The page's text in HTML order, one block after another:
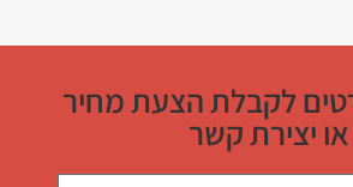
לקבלת הצעת מחיר
או יצירת קשר